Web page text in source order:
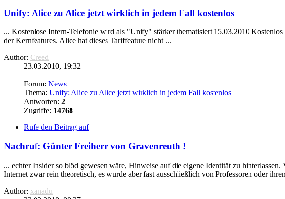
Unify: Alice zu Alice jetzt wirklich in jedem Fall kostenlos
... Kostenlose Intern-Telefonie wird als "Unify" stärker thematisiert 15.03.2010
der Kernfeatures. Alice hat dieses Tariffeature nicht ...
Author: Creed
23.03.2010, 19:32
Forum: News
Thema: Unify: Alice zu Alice jetzt wirklich in jedem Fall kostenlos
Antworten: 2
Zugriffe: 14768
Rufe den Beitrag auf
Nachruf: Günter Freiherr von Gravenreuth !
... echter Insider so blöd gewesen wäre, Hinweise auf die eigene Identität zu
Internet zwar rein theoretisch, es wurde aber fast ausschließlich von Professoren oder
Author: xanadu